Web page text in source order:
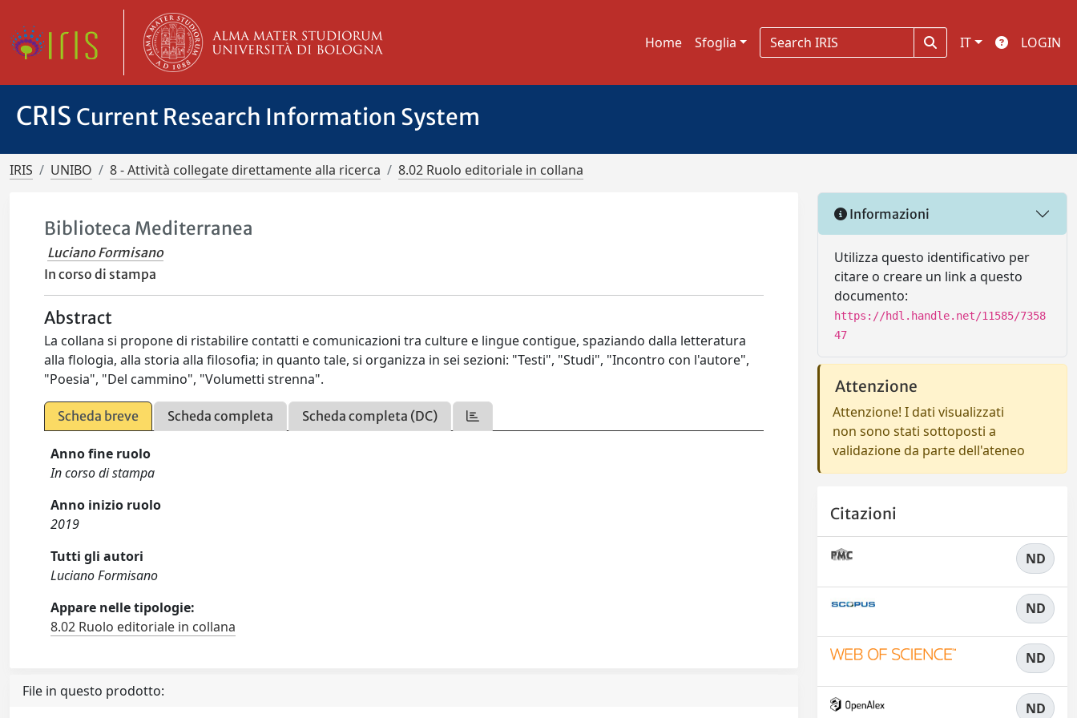
Home Sfoglia IT LOGIN
CRIS Current Research Information System
IRIS UNIBO 8 - Attività collegate direttamente alla ricerca 8.02 Ruolo editoriale in collana
Biblioteca Mediterranea
Luciano Formisano
In corso di stampa
Abstract
La collana si propone di ristabilire contatti e comunicazioni tra culture e lingue contigue, spaziando dalla letteratura
alla flologia, alla storia alla filosofia; in quanto tale, si organizza in sei sezioni: "Testi", "Studi", "Incontro con l'autore",
"Poesia", "Del cammino", "Volumetti strenna".
Scheda breve Scheda completa Scheda completa (DC)
Anno fine ruolo
In corso di stampa
Anno inizio ruolo
2019
Tutti gli autori
Luciano Formisano
Appare nelle tipologie:
8.02 Ruolo editoriale in collana
File in questo prodotto:
Informazioni
Utilizza questo identificativo per
citare o creare un link a questo
documento:
https://hdl.handle.net/11585/7358
47
Attenzione
Attenzione! I dati visualizzati
non sono stati sottoposti a
validazione da parte dell'ateneo
Citazioni
ND
ND
ND
ND